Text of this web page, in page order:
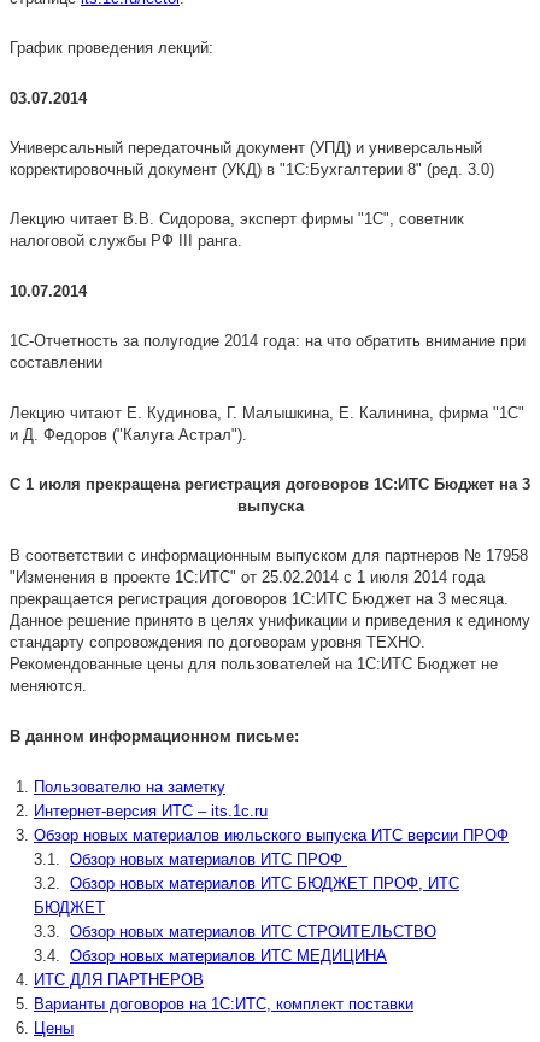
График проведения лекций:
03.07.2014
Универсальный передаточный документ (УПД) и универсальный
корректировочный документ (УКД) в "1С:Бухгалтерии 8" (ред. 3.0)
Лекцию читает В.В. Сидорова, эксперт фирмы "1С", советник
налоговой службы РФ III ранга.
10.07.2014
1С-Отчетность за полугодие 2014 года: на что обратить внимание при
составлении
Лекцию читают Е. Кудинова, Г. Малышкина, Е. Калинина, фирма "1С"
и Д. Федоров ("Калуга Астрал").
С 1 июля прекращена регистрация договоров 1С:ИТС Бюджет на 3
выпуска
В соответствии с информационным выпуском для партнеров № 17958
"Изменения в проекте 1С:ИТС" от 25.02.2014 с 1 июля 2014 года
прекращается регистрация договоров 1С:ИТС Бюджет на 3 месяца.
Данное решение принято в целях унификации и приведения к единому
стандарту сопровождения по договорам уровня ТЕХНО.
Рекомендованные цены для пользователей на 1С:ИТС Бюджет не
меняются.
В данном информационном письме:
Пользователю на заметку
Интернет-версия ИТС – its.1c.ru
Обзор новых материалов июльского выпуска ИТС версии ПРОФ
3.1. Обзор новых материалов ИТС ПРОФ
3.2. Обзор новых материалов ИТС БЮДЖЕТ ПРОФ, ИТС
БЮДЖЕТ
3.3. Обзор новых материалов ИТС СТРОИТЕЛЬСТВО
3.4. Обзор новых материалов ИТС МЕДИЦИНА
ИТС ДЛЯ ПАРТНЕРОВ
Варианты договоров на 1С:ИТС, комплект поставки
Цены